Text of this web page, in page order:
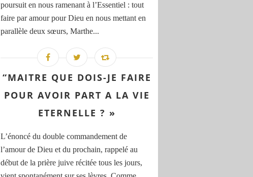
poursuit en nous ramenant à l’Essentiel : tout
faire par amour pour Dieu en nous mettant en
parallèle deux sœurs, Marthe...
“MAITRE QUE DOIS-JE FAIRE
POUR AVOIR PART A LA VIE
ETERNELLE ? »
L’énoncé du double commandement de
l’amour de Dieu et du prochain, rappelé au
début de la prière juive récitée tous les jours,